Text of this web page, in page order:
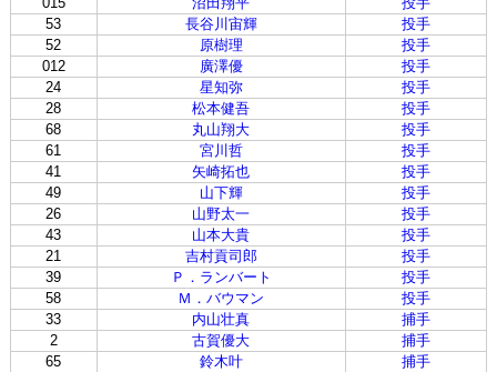
53
長谷川宙輝
投手
52
原樹理
投手
012
廣澤優
投手
24
星知弥
投手
28
松本健吾
投手
68
丸山翔大
投手
61
宮川哲
投手
41
矢崎拓也
投手
49
山下輝
投手
26
山野太一
投手
43
山本大貴
投手
21
吉村貢司郎
投手
39
Ｐ．ランバート
投手
58
Ｍ．バウマン
投手
33
内山壮真
捕手
2
古賀優大
捕手
65
鈴木叶
捕手